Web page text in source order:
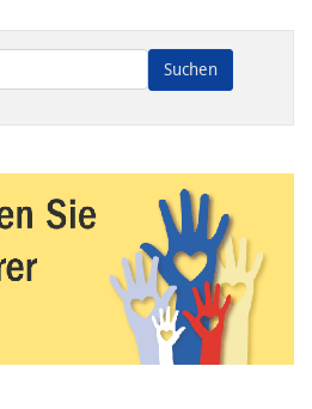
automatischen Vervollständigung